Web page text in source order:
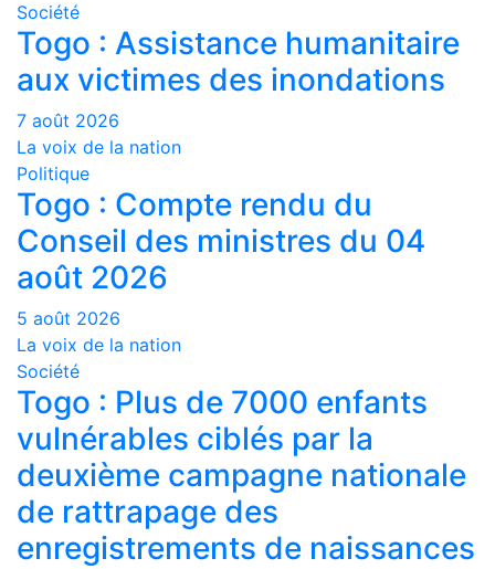
Société
Togo : Assistance humanitaire
aux victimes des inondations
7 août 2026
La voix de la nation
Politique
Togo : Compte rendu du
Conseil des ministres du 04
août 2026
5 août 2026
La voix de la nation
Société
Togo : Plus de 7000 enfants
vulnérables ciblés par la
deuxième campagne nationale
de rattrapage des
enregistrements de naissances